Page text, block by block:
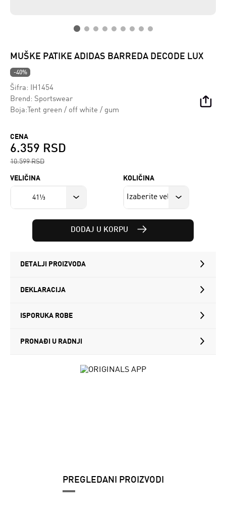
MUŠKE PATIKE ADIDAS BARREDA DECODE LUX
-40%
Šifra: IH1454
Brend: Sportswear
Boja:Tent green / off white / gum
CENA
6.359 RSD
10.599 RSD
VELIČINA
41⅓
KOLIČINA
DODAJ U KORPU
DETALJI PROIZVODA
DEKLARACIJA
ISPORUKA ROBE
PRONAĐI U RADNJI
PREGLEDANI PROIZVODI